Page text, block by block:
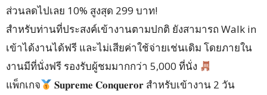
ส่วนลดไปเลย 10% สูงสุด 299 บาท!
สำหรับท่านที่ประสงค์เข้างานตามปกติ ยังสามารถ Walk in
เข้าได้งานได้ฟรี และไม่เสียค่าใช้จ่ายเช่นเดิม โดยภายใน
งานมีที่นั่งฟรี รองรับผู้ชมมากกว่า 5,000 ที่นั่ง
แพ็กเกจ
𝐒𝐮𝐩𝐫𝐞𝐦𝐞 𝐂𝐨𝐧𝐪𝐮𝐞𝐫𝐨𝐫 สำหรับเข้างาน 2 วัน